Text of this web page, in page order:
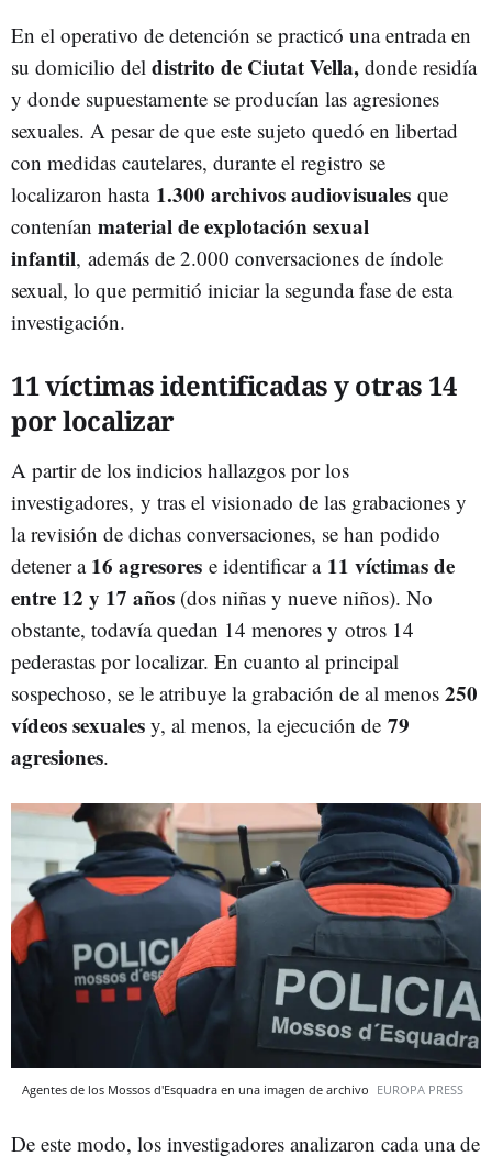
En el operativo de detención se practicó una entrada en
su domicilio del distrito de Ciutat Vella, donde residía
y donde supuestamente se producían las agresiones
sexuales. A pesar de que este sujeto quedó en libertad
con medidas cautelares, durante el registro se
localizaron hasta1.300 archivos audiovisuales que
contenían material de explotación sexual
infantil, además de 2.000 conversaciones de índole
sexual, lo que permitió iniciar la segunda fase de esta
investigación.
11 víctimas identificadas y otras 14
por localizar
A partir de los indicios hallazgos por los
investigadores, y tras el visionado de las grabaciones y
la revisión de dichas conversaciones, se han podido
detener a 16 agresores e identificar a 11 víctimas de
entre 12 y 17 años (dos niñas y nueve niños). No
obstante, todavía quedan 14 menores y otros 14
pederastas por localizar. En cuanto al principal
sospechoso, se le atribuye la grabación de al menos 250
vídeos sexuales y, al menos, la ejecución de 79
agresiones.
Agentes de los Mossos d'Esquadra en una imagen de archivo EUROPA PRESS
De este modo, los investigadores analizaron cada una de